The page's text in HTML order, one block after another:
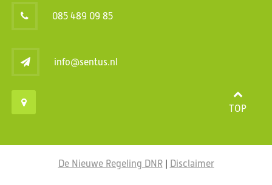
085 489 09 85
info@sentus.nl
TOP
De Nieuwe Regeling DNR| Disclaimer